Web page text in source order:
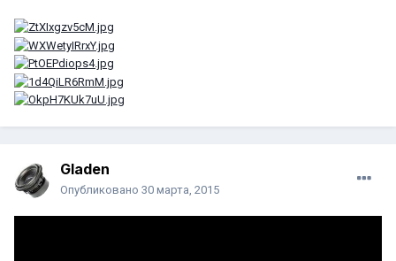
Gladen
Опубликовано 30 марта, 2015